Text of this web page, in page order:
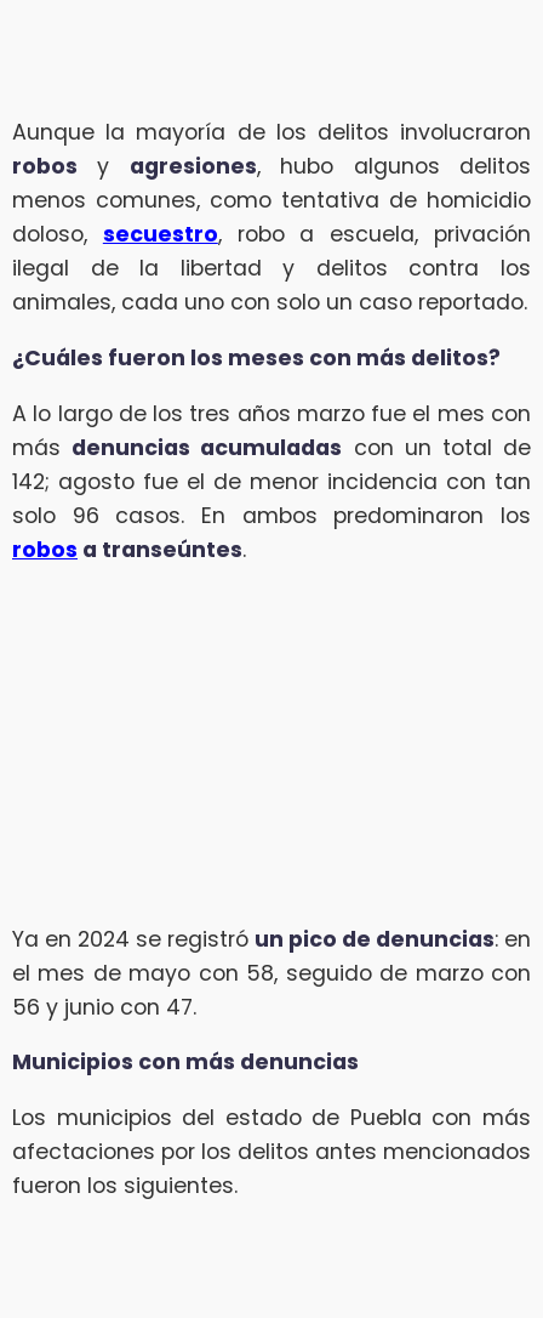
Aunque la mayoría de los delitos involucraron
robos y agresiones, hubo algunos delitos
menos comunes, como tentativa de homicidio
doloso, secuestro, robo a escuela, privación
ilegal de la libertad y delitos contra los
animales, cada uno con solo un caso reportado.
¿Cuáles fueron los meses con más delitos?
A lo largo de los tres años marzo fue el mes con
más denuncias acumuladas con un total de
142; agosto fue el de menor incidencia con tan
solo 96 casos. En ambos predominaron los
robos a transeúntes.
Ya en 2024 se registró un pico de denuncias: en
el mes de mayo con 58, seguido de marzo con
56 y junio con 47.
Municipios con más denuncias
Los municipios del estado de Puebla con más
afectaciones por los delitos antes mencionados
fueron los siguientes.